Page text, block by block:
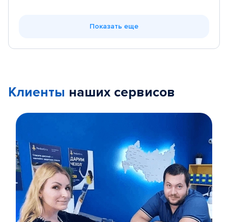
Показать еще
Клиенты наших сервисов